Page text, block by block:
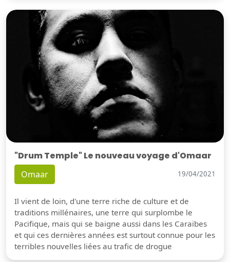
"Drum Temple" Le nouveau voyage d'Omaar
Omaar 19/04/2021
Il vient de loin, d'une terre riche de culture et de
traditions millénaires, une terre qui surplombe le
Pacifique, mais qui se baigne aussi dans les Caraïbes
et qui ces dernières années est surtout connue pour les
terribles nouvelles liées au trafic de drogue